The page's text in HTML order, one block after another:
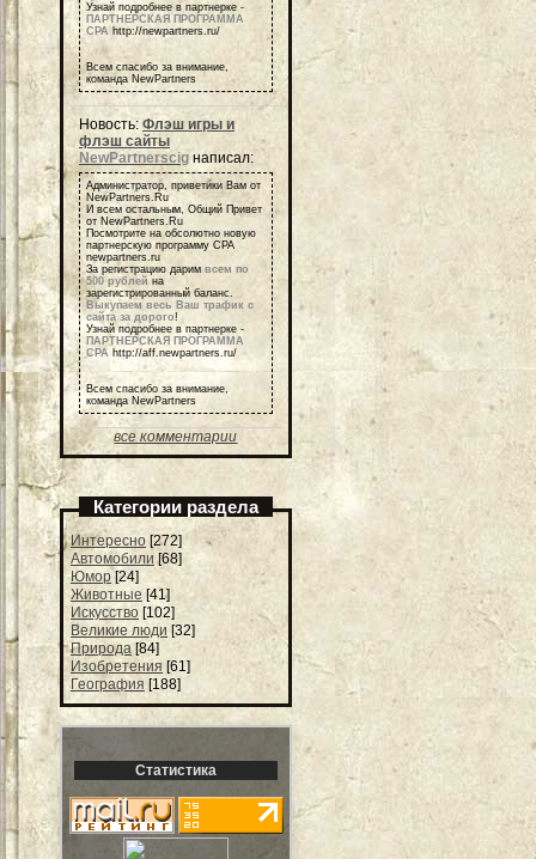
Узнай подробнее в партнерке -
ПАРТНЕРСКАЯ ПРОГРАММА
СРА http://newpartners.ru/
Всем спасибо за внимание,
команда NewPartners
Новость: Флэш игры и
флэш сайты
NewPartnerscigнаписал:
Администратор, приветики Вам от
NewPartners.Ru
И всем остальным, Общий Привет
от NewPartners.Ru
Посмотрите на обсолютно новую
партнерскую программу СРА
newpartners.ru
За регистрацию дарим всем по
500 рублей на
зарегистрированный баланс.
Выкупаем весь Ваш трафик с
сайта за дорого!
Узнай подробнее в партнерке -
ПАРТНЕРСКАЯ ПРОГРАММА
СРА http://aff.newpartners.ru/
Всем спасибо за внимание,
команда NewPartners
все комментарии
Категории раздела
Интересно [272]
Автомобили [68]
Юмор [24]
Животные [41]
Искусство [102]
Великие люди [32]
Природа [84]
Изобретения [61]
География [188]
Статистика